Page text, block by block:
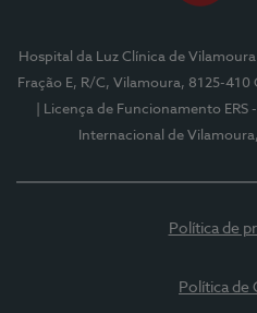
Hospital da Luz Clínica de Vilamoura
Fração E, R/C, Vilamoura, 8125-410
| Licença de Funcionamento ERS
Internacional de
Política de
Política de